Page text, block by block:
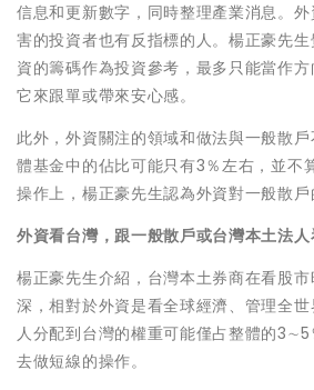
信息和更新數字，同時整理產業消息。
害的投資者也有反指標的人。楊正豪先
資的籌碼作為投資參考，最多只能當作
它來跟單或帶來安心感。
此外，外資關注的領域和做法與一般散
體基金中的佔比可能只有3％左右，並不
操作上，楊正豪先生認為外資對一般散戶
外資看台灣，跟一般散戶或台灣本土法
楊正豪先生介紹，台灣本土券商在看股
深，相對於外資是看全球經濟、管理全
人分配到台灣的權重可能僅占整體的
去做短線的操作。